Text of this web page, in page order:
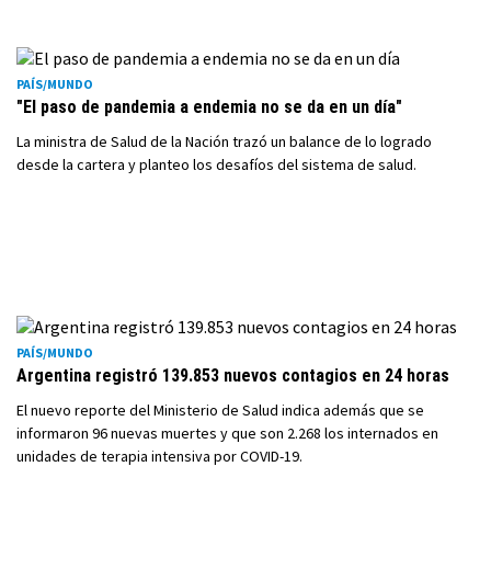
PAÍS/MUNDO
"El paso de pandemia a endemia no se da en un día"
La ministra de Salud de la Nación trazó un balance de lo logrado
desde la cartera y planteo los desafíos del sistema de salud.
PAÍS/MUNDO
Argentina registró 139.853 nuevos contagios en 24 horas
El nuevo reporte del Ministerio de Salud indica además que se
informaron 96 nuevas muertes y que son 2.268 los internados en
unidades de terapia intensiva por COVID-19.